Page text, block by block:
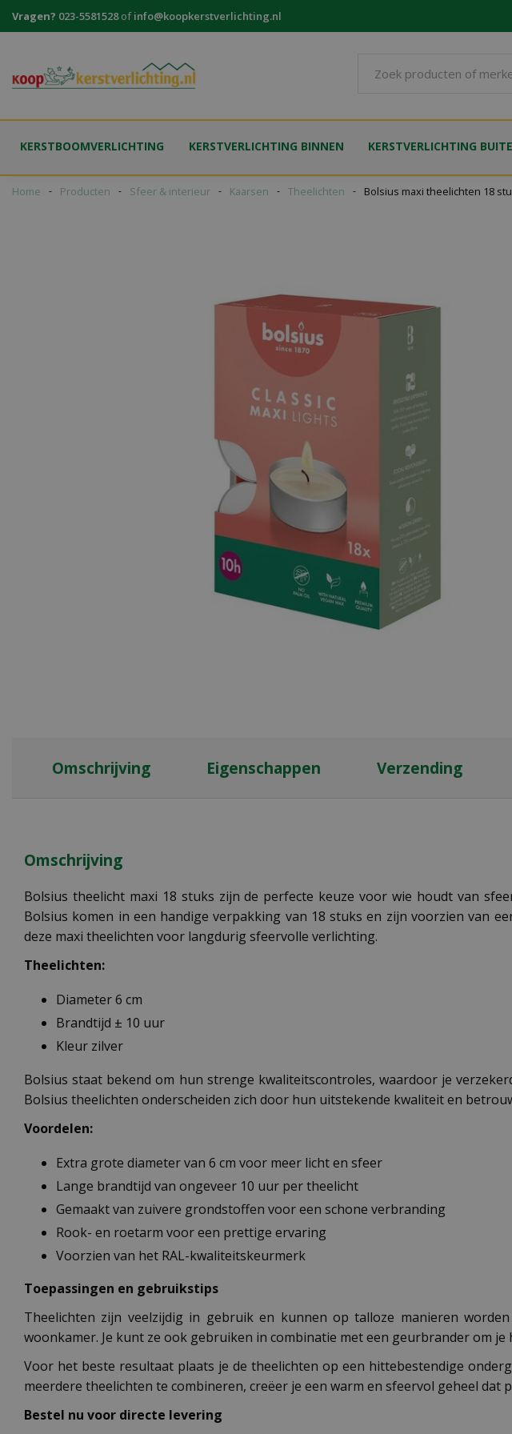
naar
Home Producten Sfeer & interieur Kaarsen Theelichten Bolsius maxi theelichten 18
Vragen? 023-5581528ofinfo@koopkerstverlichting.nl
KERSTBOOMVERLICHTING KERSTVERLICHTING BINNEN KERSTVERLICHTING
Omschrijving Eigenschappen Verzending
Omschrijving
Bolsius theelicht maxi 18 stuks zijn de perfecte keuze voor wie houdt van
Bolsius komen in een handige verpakking van 18 stuks en zijn voorzien van
deze maxi theelichten voor langdurig sfeervolle verlichting.
Theelichten:
Diameter 6 cm
Brandtijd ± 10 uur
Kleur zilver
Bolsius staat bekend om hun strenge kwaliteitscontroles, waardoor je
Bolsius theelichten onderscheiden zich door hun uitstekende kwaliteit en
Voordelen:
Extra grote diameter van 6 cm voor meer licht en sfeer
Lange brandtijd van ongeveer 10 uur per theelicht
Gemaakt van zuivere grondstoffen voor een schone verbranding
Rook- en roetarm voor een prettige ervaring
Voorzien van het RAL-kwaliteitskeurmerk
Toepassingen en gebruikstips
Theelichten zijn veelzijdig in gebruik en kunnen op talloze manieren
woonkamer. Je kunt ze ook gebruiken in combinatie met een geurbrander om
Voor het beste resultaat plaats je de theelichten op een hittebestendige
meerdere theelichten te combineren, creëer je een warm en sfeervol geheel
Bestel nu voor directe levering